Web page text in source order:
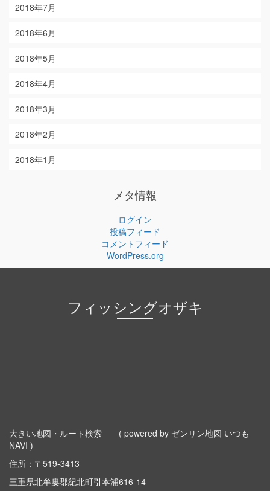
2018年7月
2018年6月
2018年5月
2018年4月
2018年3月
2018年2月
2018年1月
メタ情報
ログイン
投稿フィード
コメントフィード
WordPress.org
フィッシングオザキ
大きい地図・ルート検索
( powered by ゼンリン地図 いつも
NAVI )
住所：〒519-3413
三重県北牟婁郡紀北町引本浦616-14